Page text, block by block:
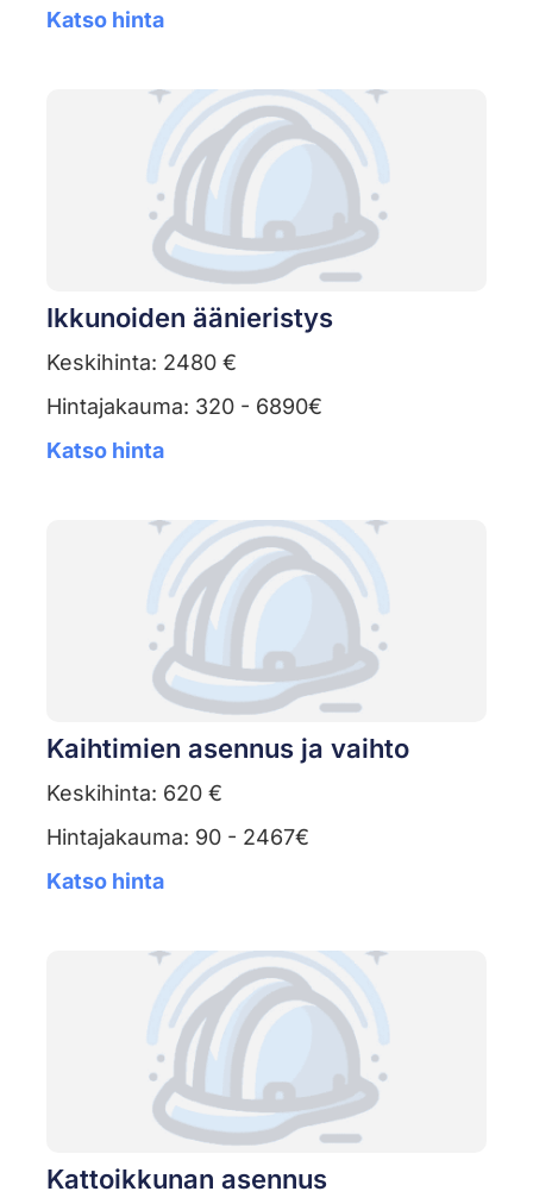
Katso hinta
Ikkunoiden äänieristys
Keskihinta: 2480 €
Hintajakauma: 320 - 6890€
Katso hinta
Kaihtimien asennus ja vaihto
Keskihinta: 620 €
Hintajakauma: 90 - 2467€
Katso hinta
Kattoikkunan asennus